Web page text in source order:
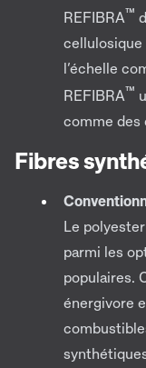
REFIBRA™
l’échelle
REFIBRA™
comme des
Fibres
Le
parmi les
populaires.
énergivore